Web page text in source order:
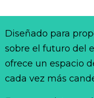
Diseñado para
sobre el futuro del
ofrece un espacio
cada vez más